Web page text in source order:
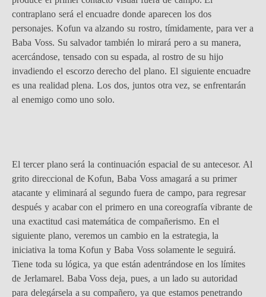
contraplano será el encuadre donde aparecen los dos
personajes. Kofun va alzando su rostro, tímidamente, para ver a
Baba Voss. Su salvador también lo mirará pero a su manera,
acercándose, tensado con su espada, al rostro de su hijo
invadiendo el escorzo derecho del plano. El siguiente encuadre
es una realidad plena. Los dos, juntos otra vez, se enfrentarán
al enemigo como uno solo.
El tercer plano será la continuación espacial de su antecesor. Al
grito direccional de Kofun, Baba Voss amagará a su primer
atacante y eliminará al segundo fuera de campo, para regresar
después y acabar con el primero en una coreografía vibrante de
una exactitud casi matemática de compañerismo. En el
siguiente plano, veremos un cambio en la estrategia, la
iniciativa la toma Kofun y Baba Voss solamente le seguirá.
Tiene toda su lógica, ya que están adentrándose en los límites
de Jerlamarel. Baba Voss deja, pues, a un lado su autoridad
para delegársela a su compañero, ya que estamos penetrando